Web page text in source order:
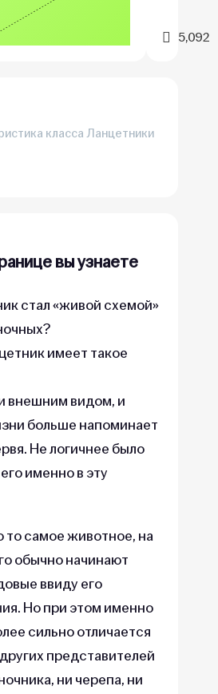
5,092
класса Ланцетники
вы узнаете
стал «живой схемой»
имеет такое
внешним видом, и
больше напоминает
Не логичнее было
именно в эту
самое животное, на
обычно начинают
ввиду его
Но при этом именно
сильно отличается
представителей
ни черепа, ни